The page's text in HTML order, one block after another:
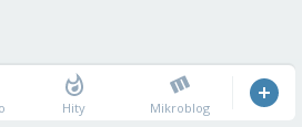
Hity Mikroblog